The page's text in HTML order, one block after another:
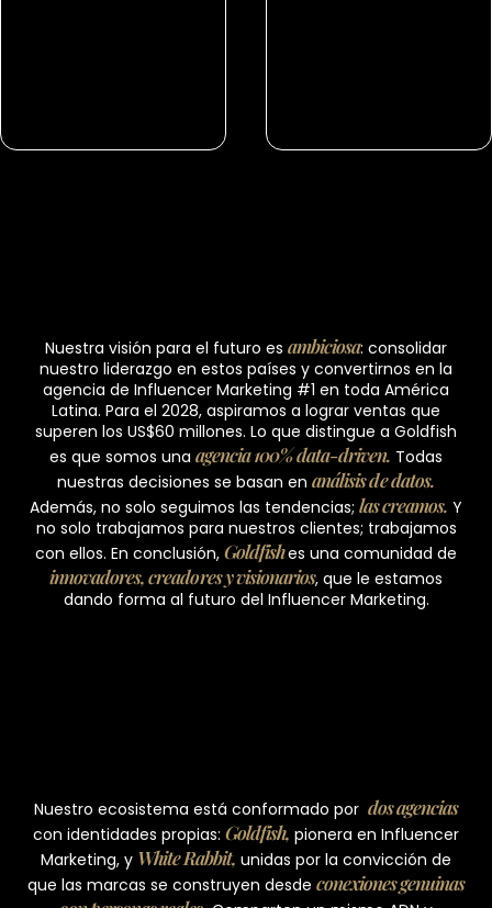
Nuestra visión para el futuro es ambiciosa: consolidar
nuestro liderazgo en estos países y convertirnos en la
agencia de Influencer Marketing #1 en toda América
Latina. Para el 2028, aspiramos a lograr ventas que
superen los US$60 millones. Lo que distingue a Goldfish
es que somos una agencia 100% data-driven. Todas
nuestras decisiones se basan enanálisis de datos.
Además, no solo seguimos las tendencias; las creamos. Y
no solo trabajamos para nuestros clientes; trabajamos
con ellos. En conclusión, Goldfishes una comunidad de
innovadores, creadores y visionarios, que le estamos
dando forma al futuro del Influencer Marketing.
Nuestro ecosistema está conformado por dos agencias
con identidades propias: Goldfish, pionera en Influencer
Marketing, y White Rabbit, unidas por la convicción de
que las marcas se construyen desde conexiones genuinas